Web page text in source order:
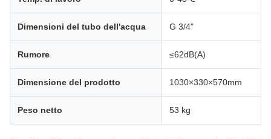
Dimensioni del tubo dell'acqua G 3/4"
Rumore ≤62dB(A)
Dimensione del prodotto 1030×330×570mm
Peso netto 53 kg